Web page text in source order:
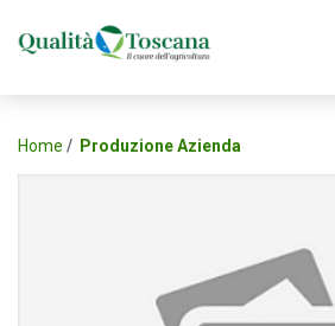
Home Produzione Azienda